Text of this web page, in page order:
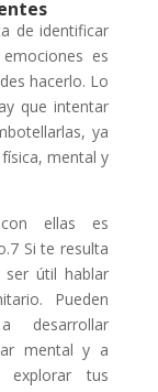
de identificar
es
hacerlo. Lo
que intentar
ya
mental y
ellas es
Si te resulta
ser útil hablar
Pueden
desarrollar
mental y a
explorar tus